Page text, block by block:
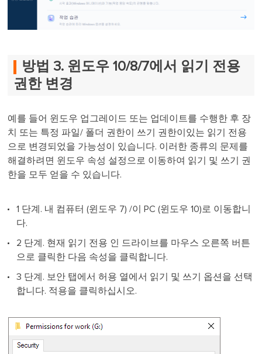
방법 3. 윈도우 10/8/7에서 읽기 전용
권한 변경
예를 들어 윈도우 업그레이드 또는 업데이트를 수행한 후 장
치 또는 특정 파일/ 폴더 권한이 쓰기 권한이있는 읽기 전용
으로 변경되었을 가능성이 있습니다. 이러한 종류의 문제를
해결하려면 윈도우 속성 설정으로 이동하여 읽기 및 쓰기 권
한을 모두 얻을 수 있습니다.
1 단계. 내 컴퓨터 (윈도우 7) /이 PC (윈도우 10)로 이동합니
다.
2 단계. 현재 읽기 전용 인 드라이브를 마우스 오른쪽 버튼
으로 클릭한 다음 속성을 클릭합니다.
3 단계. 보안 탭에서 허용 열에서 읽기 및 쓰기 옵션을 선택
합니다. 적용을 클릭하십시오.